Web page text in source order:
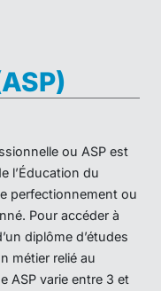
ou ASP est
l’Éducation du
perfectionnement ou
Pour accéder à
diplôme d’études
métier relié au
ASP varie entre 3 et